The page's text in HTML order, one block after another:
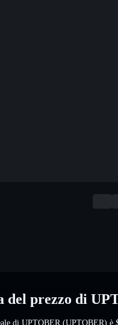
del prezzo di
di UPTOBER (UPTOBER) è